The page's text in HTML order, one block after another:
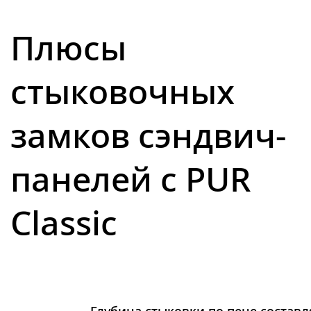
Плюсы
стыковочных
замков сэндвич-
панелей с PUR
Classic